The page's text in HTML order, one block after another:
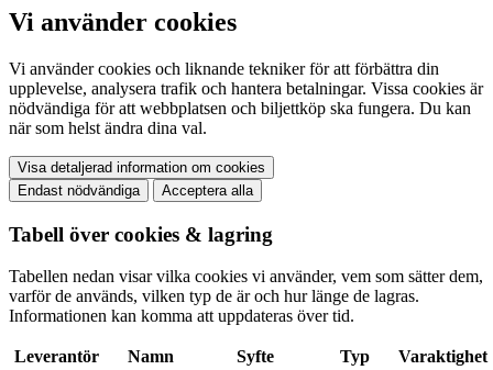
Vi använder cookies
Vi använder cookies och liknande tekniker för att förbättra din
upplevelse, analysera trafik och hantera betalningar. Vissa cookies är
nödvändiga för att webbplatsen och biljettköp ska fungera. Du kan
när som helst ändra dina val.
Visa detaljerad information om cookies
Endast nödvändiga
Acceptera alla
Tabell över cookies & lagring
Tabellen nedan visar vilka cookies vi använder, vem som sätter dem,
varför de används, vilken typ de är och hur länge de lagras.
Informationen kan komma att uppdateras över tid.
Leverantör Namn Syfte Typ Varaktighet